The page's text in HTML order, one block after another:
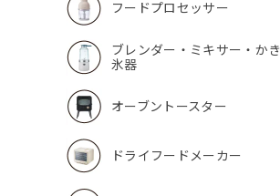
フードプロセッサー
ブレンダー・ミキサー・かき
氷器
オーブントースター
ドライフードメーカー